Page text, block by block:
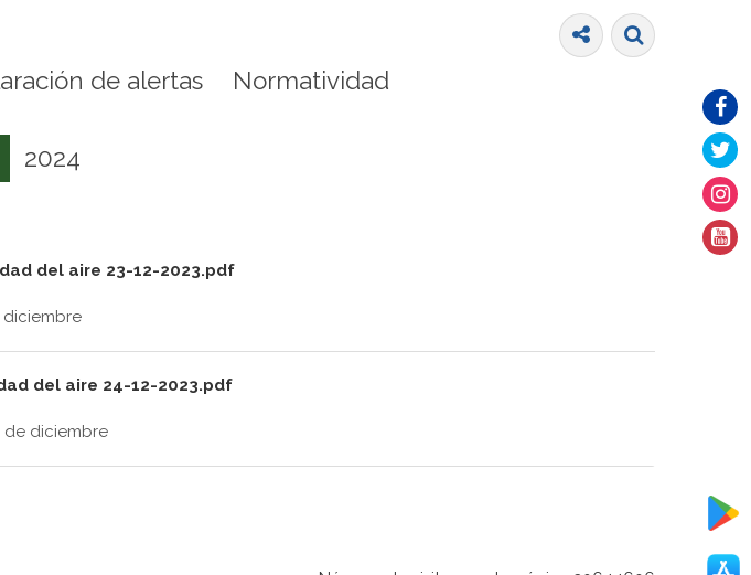
de alertas Normatividad
2024
del aire 23-12-2023.pdf
del aire 24-12-2023.pdf
de diciembre